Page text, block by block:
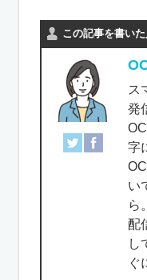
この記事を書いた
ス
発
字
い
ら
配
し
ぐ